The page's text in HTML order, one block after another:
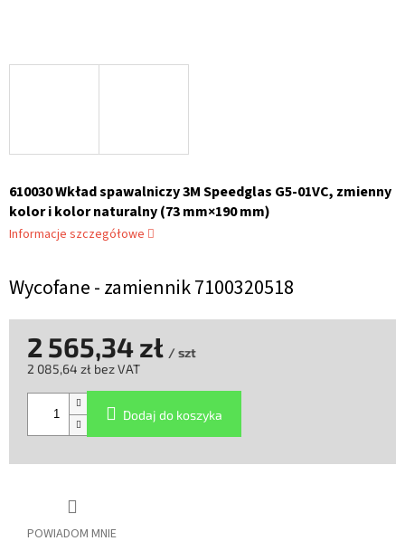
Wycofane - zamiennik 7100320518
610030 Wkład spawalniczy 3M Speedglas G5-01VC, zmienny
kolor i kolor naturalny (73 mm×190 mm)
Informacje szczegółowe
POWIADOM MNIE
2 565,34 zł / szt
2 085,64 zł bez VAT
jednostkowa:
Dodaj do koszyka